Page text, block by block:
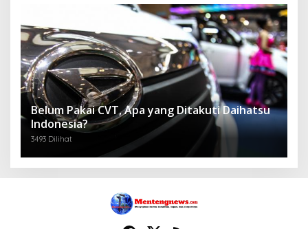
Belum Pakai CVT, Apa yang Ditakuti Daihatsu
Indonesia?
3493 Dilihat